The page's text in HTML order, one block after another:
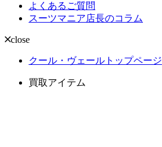
よくあるご質問
スーツマニア店長のコラム
close
クール・ヴェールトップページ
買取アイテム